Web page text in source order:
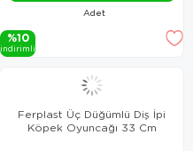
Adet
%10
i̇ndi̇ri̇mli̇
Ferplast Üç Düğümlü Diş İpi
Köpek Oyuncağı 33 Cm